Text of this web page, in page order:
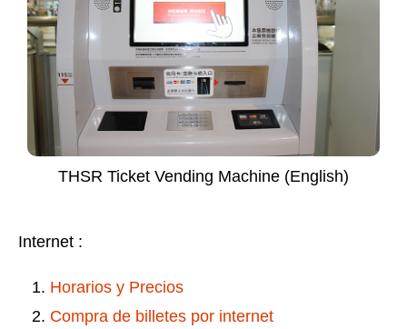
THSR Ticket Vending Machine (English)
Internet :
Horarios y Precios
Compra de billetes por internet